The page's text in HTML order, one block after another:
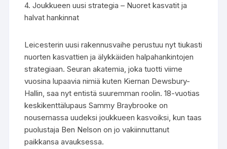
4. Joukkueen uusi strategia – Nuoret kasvatit ja
halvat hankinnat
Leicesterin uusi rakennusvaihe perustuu nyt tiukasti
nuorten kasvattien ja älykkäiden halpahankintojen
strategiaan. Seuran akatemia, joka tuotti viime
vuosina lupaavia nimiä kuten Kiernan Dewsbury-
Hallin, saa nyt entistä suuremman roolin. 18-vuotias
keskikenttälupaus Sammy Braybrooke on
nousemassa uudeksi joukkueen kasvoiksi, kun taas
puolustaja Ben Nelson on jo vakiinnuttanut
paikkansa avauksessa.